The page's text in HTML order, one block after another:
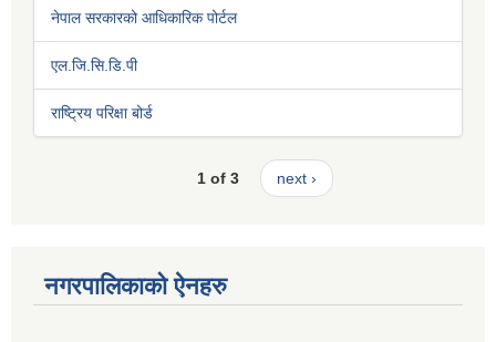
नेपाल सरकारको आधिकारिक पोर्टल
एल.जि.सि.डि.पी
राष्ट्रिय परिक्षा बोर्ड
1 of 3 next ›
नगरपालिकाको ऐनहरु